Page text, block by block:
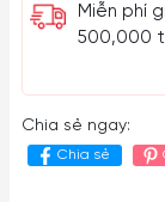
Miễn phí
500,000
Chia sẻ ngay:
Chia sẻ